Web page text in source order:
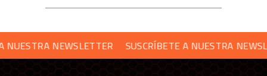
¿Qué pomos puedo montar?
¿Incluye el pomo de cambio?
NEWSLETTER SUSCRÍBETE A NUESTRA